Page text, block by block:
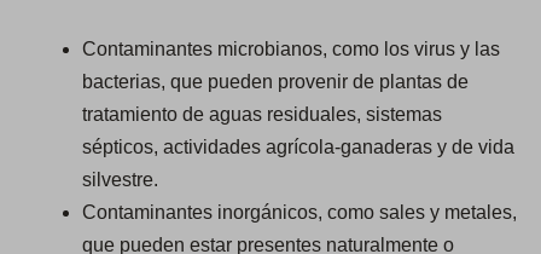
Contaminantes microbianos, como los virus y las
bacterias, que pueden provenir de plantas de
tratamiento de aguas residuales, sistemas
sépticos, actividades agrícola-ganaderas y de vida
silvestre.
Contaminantes inorgánicos, como sales y metales,
que pueden estar presentes naturalmente o